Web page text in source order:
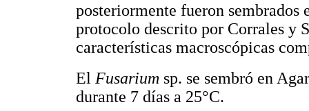
posteriormente fueron sembrados
protocolo descrito por Corrales y
características macroscópicas
El Fusarium sp. se sembró en
durante 7 días a 25°C.